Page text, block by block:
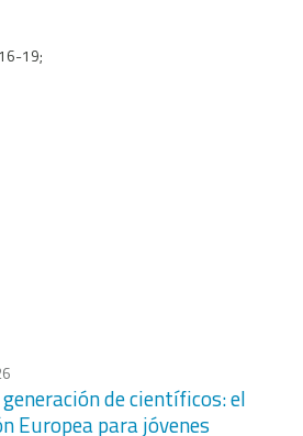
19;
de científicos: el
Europea para jóvenes